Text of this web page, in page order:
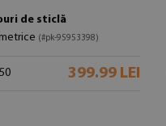
de sticlă
(#pk-95953398)
399.99 LEI